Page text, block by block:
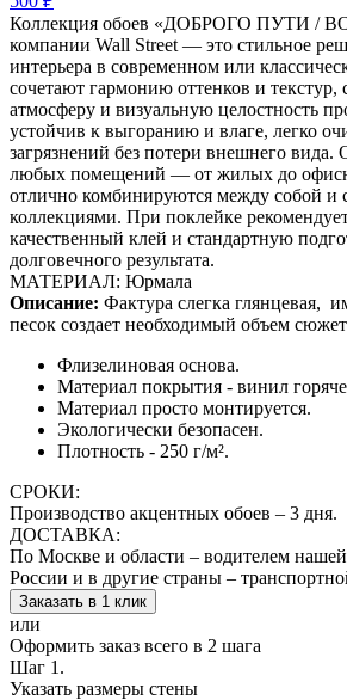
Коллекция обоев «ДОБРОГО ПУТИ /
компании Wall Street — это стильное
интерьера в современном или
сочетают гармонию оттенков и текстур,
атмосферу и визуальную целостность
устойчив к выгоранию и влаге, легко
загрязнений без потери внешнего вида.
любых помещений — от жилых до
отлично комбинируются между собой и
коллекциями. При поклейке
качественный клей и стандартную
долговечного результата.
МАТЕРИАЛ: Юрмала
Описание: Фактура слегка глянцевая,
песок создает необходимый объем
Флизелиновая основа.
Материал покрытия - винил
Материал просто монтируется.
Экологически безопасен.
Плотность - 250 г/м².
СРОКИ:
Производство акцентных обоев – 3 дня.
ДОСТАВКА:
По Москве и области – водителем
России и в другие страны –
Заказать в 1 клик
или
Оформить заказ всего в 2 шага
Шаг 1.
Указать размеры стены